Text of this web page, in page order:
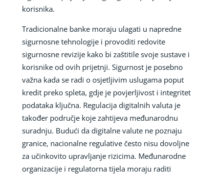
korisnika.
Tradicionalne banke moraju ulagati u napredne
sigurnosne tehnologije i provoditi redovite
sigurnosne revizije kako bi zaštitile svoje sustave i
korisnike od ovih prijetnji. Sigurnost je posebno
važna kada se radi o osjetljivim uslugama poput
kredit preko spleta, gdje je povjerljivost i integritet
podataka ključna. Regulacija digitalnih valuta je
također područje koje zahtijeva međunarodnu
suradnju. Budući da digitalne valute ne poznaju
granice, nacionalne regulative često nisu dovoljne
za učinkovito upravljanje rizicima. Međunarodne
organizacije i regulatorna tijela moraju raditi